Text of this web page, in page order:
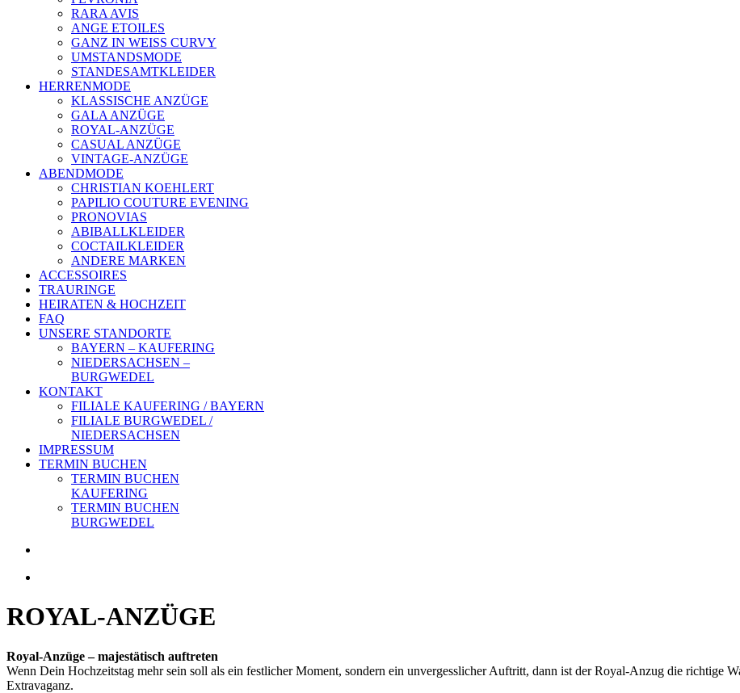
RARA AVIS
ANGE ETOILES
GANZ IN WEISS CURVY
UMSTANDSMODE
STANDESAMTKLEIDER
HERRENMODE
KLASSISCHE ANZÜGE
GALA ANZÜGE
ROYAL-ANZÜGE
CASUAL ANZÜGE
VINTAGE-ANZÜGE
ABENDMODE
CHRISTIAN KOEHLERT
PAPILIO COUTURE EVENING
PRONOVIAS
ABIBALLKLEIDER
COCTAILKLEIDER
ANDERE MARKEN
ACCESSOIRES
TRAURINGE
HEIRATEN & HOCHZEIT
FAQ
UNSERE STANDORTE
BAYERN – KAUFERING
NIEDERSACHSEN –
BURGWEDEL
KONTAKT
FILIALE KAUFERING / BAYERN
FILIALE BURGWEDEL /
NIEDERSACHSEN
IMPRESSUM
TERMIN BUCHEN
TERMIN BUCHEN
KAUFERING
TERMIN BUCHEN
BURGWEDEL
ROYAL-ANZÜGE
Royal-Anzüge – majestätisch auftreten
Wenn Dein Hochzeitstag mehr sein soll als ein festlicher Moment, sondern ein unvergesslicher Auftritt, dann ist der Royal-Anzug die richtige
Extravaganz.